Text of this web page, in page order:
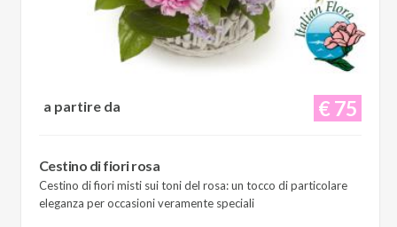
€ 75
a partire da
Cestino di fiori rosa
Cestino di fiori misti sui toni del rosa: un tocco di particolare
eleganza per occasioni veramente speciali